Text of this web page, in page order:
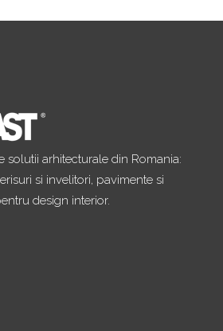
solutii arhitecturale din Romania:
si invelitori, pavimente si
design interior.